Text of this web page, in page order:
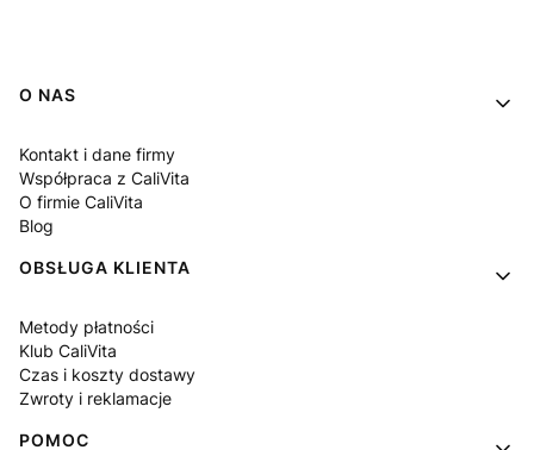
Linki w stopce
O NAS
Kontakt i dane firmy
Współpraca z CaliVita
O firmie CaliVita
Blog
OBSŁUGA KLIENTA
Metody płatności
Klub CaliVita
Czas i koszty dostawy
Zwroty i reklamacje
POMOC